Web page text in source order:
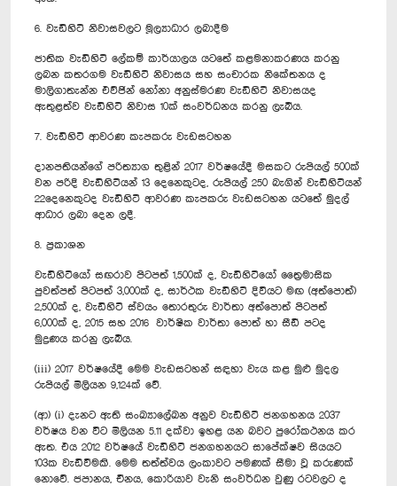
6. වැඩිහිටි නිවාසවලට මූල්‍යාධාර ලබාදීම
ජාතික වැඩිහිටි ලේකම් කාර්යාලය යටතේ කළමනාකරණය කරනු
ලබන කතරගම වැඩිහිටි නිවාසය සහ සංචාරක නිකේතනය ද
මාලිගාතැන්න එව්ජින් නෝනා අනුස්මරණ වැඩිහිටි නිවාසයද
ඇතුළත්ව වැඩිහිටි නිවාස 10ක් සංවර්ධනය කරනු ලැබීය.
7. වැඩිහිටි ආවරණ කැපකරු වැඩසටහන
දානපතියන්ගේ පරිත්‍යාග තුළින් 2017 වර්ෂයේදී මසකට රුපියල් 500ක්
වන පරිදි වැඩිහිටියන් 13 දෙනෙකුටද, රුපියල් 250 බැගින් වැඩිහිටියන්
22දෙනෙකුටද වැඩිහිටි ආවරණ කැපකරු වැඩසටහන යටතේ මුදල්
ආධාර ලබා දෙන ලදී.
8. ප්‍රකාශන
වැඩිහිටියෝ සඟරාව පිටපත් 1,500ක් ද, වැඩිහිටියෝ ත්‍රෛමාසික
පුවත්පත් පිටපත් 3,000ක් ද, සාර්ථක වැඩිහිටි දිවියට මඟ (අත්පොත්)
2,500ක් ද, වැඩිහිටි ස්වයං තොරතුරු වාර්තා අත්පොත් පිටපත්
6,000ක් ද, 2015 සහ 2016 වාර්ෂික වාර්තා පොත් හා සීඩී පටද
මුද්‍රණය කරනු ලැබීය.
(iii) 2017 වර්ෂයේදී මෙම වැඩසටහන් සඳහා වැය කළ මුළු මුදල
රුපියල් මිලියන 9,124ක් වේ.
(ආ) (i) දැනට ඇති සංඛ්‍යාලේඛන අනුව වැඩිහිටි ජනගහනය 2037
වර්ෂය වන විට මිලියන 5.11 දක්වා ඉහළ යන බවට පුරෝකථනය කර
ඇත. එය 2012 වර්ෂයේ වැඩිහිටි ජනගහනයට සාපේක්ෂව සියයට
103ක වැඩිවීමකි. මෙම තත්ත්වය ලංකාවට පමණක් සීමා වූ කරුණක්
නොවේ. ජපානය, චීනය, කොරියාව වැනි සංවර්ධන වුණු රටවලට ද